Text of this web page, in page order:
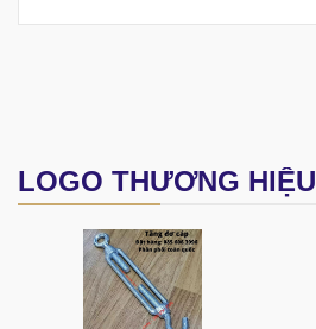
LOGO THƯƠNG HIỆU